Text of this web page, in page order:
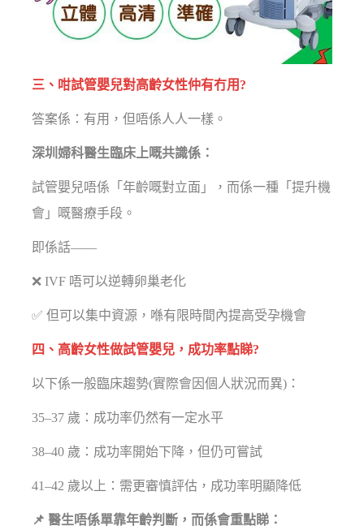
三、咁試管嬰兒對高齡女性仲有冇用?
答案係：有用，但唔係人人一樣。
深圳婦科醫生臨床上嘅共識係：
試管嬰兒唔係「年齡嘅對立面」，而係一種「提升機
會」嘅醫療手段。
即係話——
❌ IVF 唔可以逆轉卵巢老化
✅ 但可以集中資源，喺有限時間內提高受孕機會
四、高齡女性做試管嬰兒，成功率點睇?
以下係一般臨床趨勢(實際會因個人狀況而異)：
35–37 歲：成功率仍然有一定水平
38–40 歲：成功率開始下降，但仍可嘗試
41–42 歲以上：需更審慎評估，成功率明顯降低
📌 醫生唔係單靠年齡判斷，而係會重點睇：